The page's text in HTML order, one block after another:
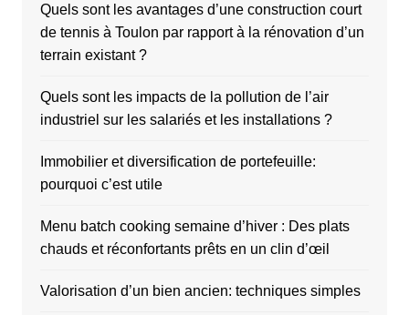
Quels sont les avantages d’une construction court
de tennis à Toulon par rapport à la rénovation d’un
terrain existant ?
Quels sont les impacts de la pollution de l’air
industriel sur les salariés et les installations ?
Immobilier et diversification de portefeuille:
pourquoi c’est utile
Menu batch cooking semaine d’hiver : Des plats
chauds et réconfortants prêts en un clin d’œil
Valorisation d’un bien ancien: techniques simples